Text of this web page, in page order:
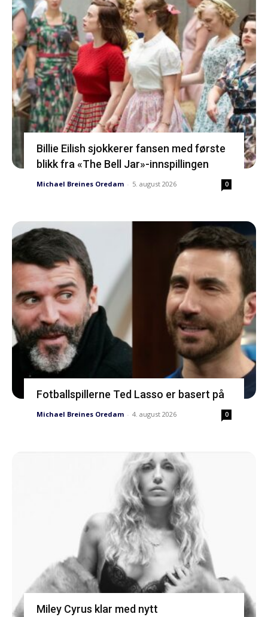
Billie Eilish sjokkerer fansen med første
blikk fra «The Bell Jar»-innspillingen
Michael Breines Oredam - 5. august 2026 0
Fotballspillerne Ted Lasso er basert på
Michael Breines Oredam - 4. august 2026 0
Miley Cyrus klar med nytt